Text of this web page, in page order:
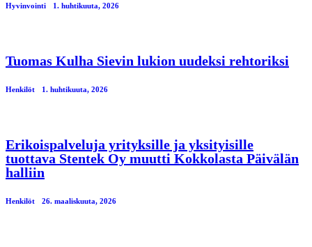
Hyvinvointi 1. huhtikuuta, 2026
Tuomas Kulha Sievin lukion uudeksi rehtoriksi
Henkilöt 1. huhtikuuta, 2026
Erikoispalveluja yrityksille ja yksityisille
tuottava Stentek Oy muutti Kokkolasta Päivälän
halliin
Henkilöt 26. maaliskuuta, 2026